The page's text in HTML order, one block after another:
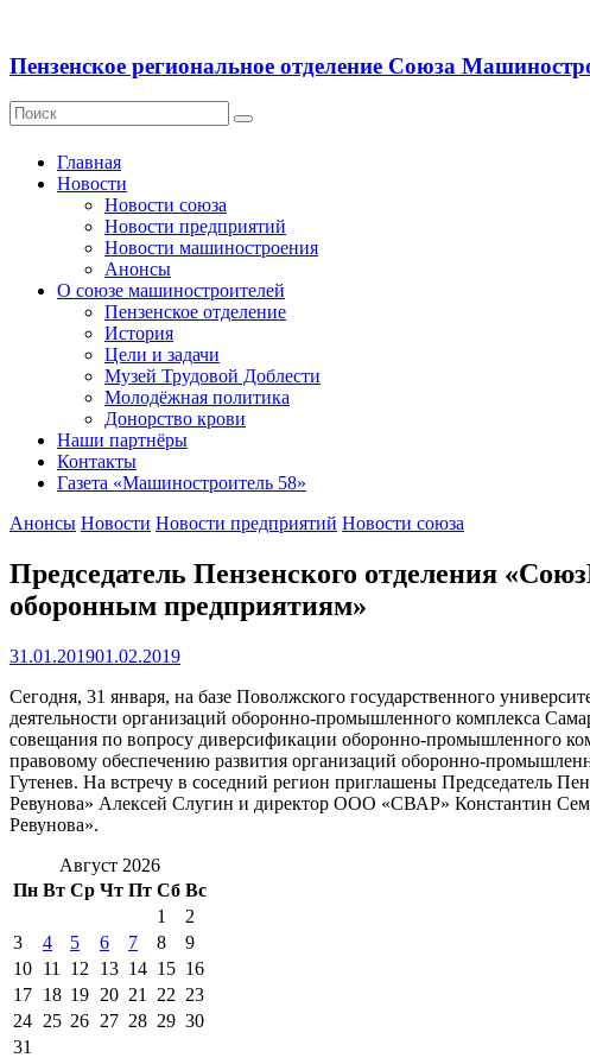
Пензенское региональное отделение Союза
Главная
Новости
Новости союза
Новости предприятий
Новости машиностроения
Анонсы
О союзе машиностроителей
Пензенское отделение
История
Цели и задачи
Музей Трудовой Доблести
Молодёжная политика
Донорство крови
Наши партнёры
Контакты
Газета «Машиностроитель 58»
Анонсы Новости Новости предприятий Новости союза
Председатель Пензенского отделения
оборонным предприятиям»
31.01.201901.02.2019
Сегодня, 31 января, на базе Поволжского государственного
деятельности организаций оборонно-промышленного комплекса
совещания по вопросу диверсификации оборонно-промышленного
правовому обеспечению развития организаций оборонно-
Гутенев. На встречу в соседний регион приглашены Председатель
Ревунова» Алексей Слугин и директор ООО «СВАР» Константин
Ревунова».
Август 2026
Пн Вт Ср Чт Пт Сб Вс
1
2
3
4 5 6 7 8
9
10 11 12 13 14 15 16
17 18 19 20 21 22 23
24 25 26 27 28 29 30
31